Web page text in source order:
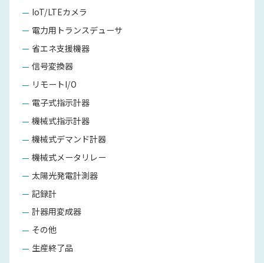
IoT/LTEカメラ
電力用トランスデューサ
省エネ支援機器
信号変換器
リモートI/O
電子式指示計器
機械式指示計器
機械式デマンド計器
機械式メータリレー
太陽光発電計測器
記録計
計器用変成器
その他
生産終了品